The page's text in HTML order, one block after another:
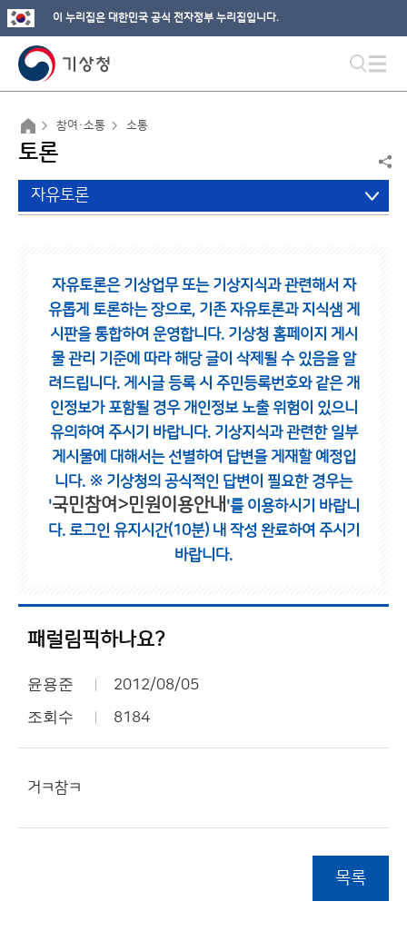
이 누리집은 대한민국 공식 전자정부 누리집입니다.
참여·소통 소통
토론
자유토론
자유토론은 기상업무 또는 기상지식과 관련해서 자
유롭게 토론하는 장으로, 기존 자유토론과 지식샘 게
시판을 통합하여 운영합니다. 기상청 홈페이지 게시
물 관리 기준에 따라 해당 글이 삭제될 수 있음을 알
려드립니다. 게시글 등록 시 주민등록번호와 같은 개
인정보가 포함될 경우 개인정보 노출 위험이 있으니
유의하여 주시기 바랍니다. 기상지식과 관련한 일부
게시물에 대해서는 선별하여 답변을 게재할 예정입
니다. ※ 기상청의 공식적인 답변이 필요한 경우는
'국민참여>민원이용안내 '를 이용하시기 바랍니
다. 로그인 유지시간(10분) 내 작성 완료하여 주시기
바랍니다.
패럴림픽하나요?
윤용준 2012/08/05
조회수 8184
거ㅋ참ㅋ
목록